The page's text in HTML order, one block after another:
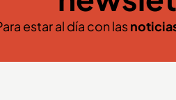
estar al día con las